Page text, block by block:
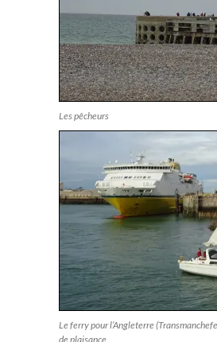
Les pêcheurs
Le ferry pour l’Angleterre
de plaisance